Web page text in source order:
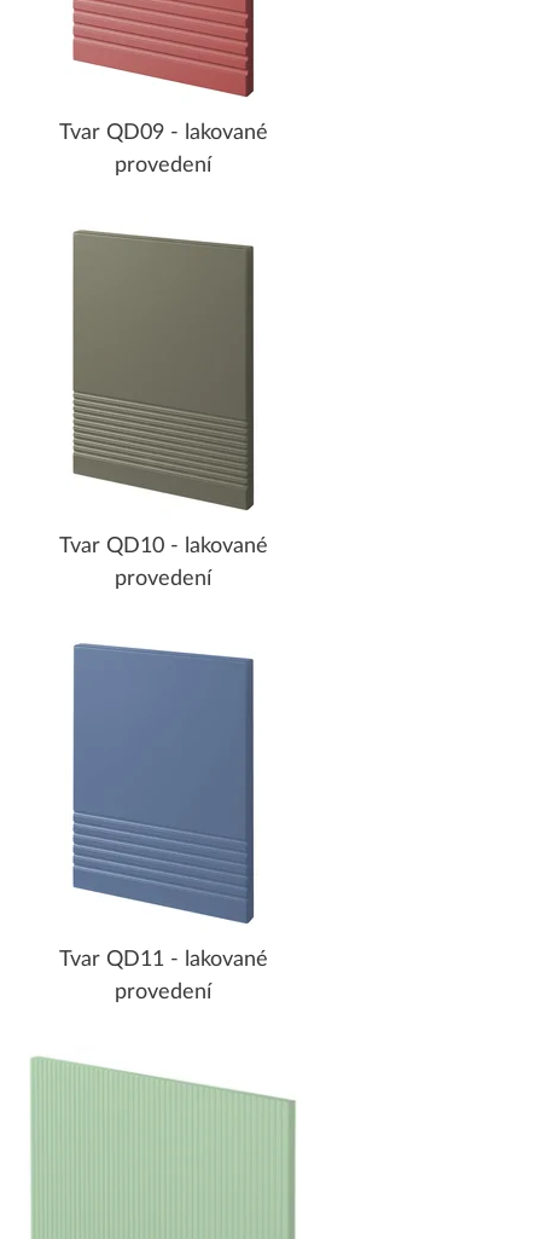
Tvar QD09 - lakované
provedení
Tvar QD10 - lakované
provedení
Tvar QD11 - lakované
provedení